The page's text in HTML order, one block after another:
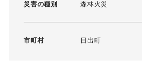
災害の種別 森林火災
市町村 日出町